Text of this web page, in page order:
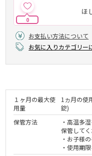
ほ
0
お支払い方法について
お気に入りカテゴリー
１ヶ月の最大使
用量
1ヵ月の使
錠)
保管方法
・高温多
保管してく
・お子様
・使用期